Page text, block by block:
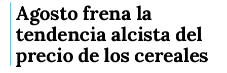
Agosto frena la
tendencia alcista del
precio de los cereales